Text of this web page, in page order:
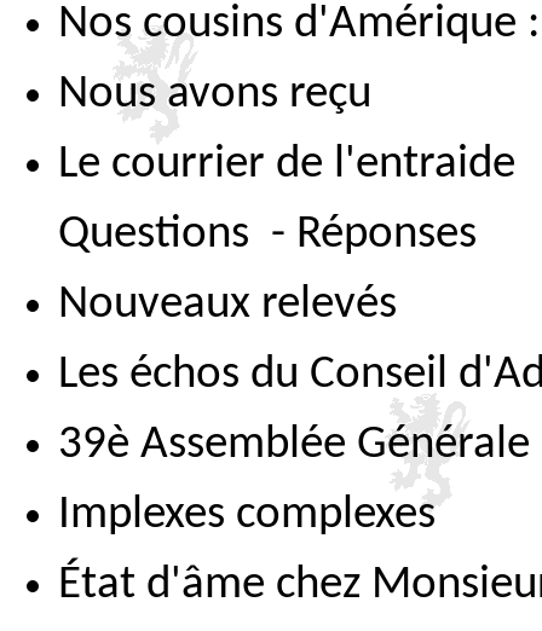
Nos cousins d'Amérique :
Nous avons reçu
Le courrier de l'entraide
Questions - Réponses
Nouveaux relevés
Les échos du Conseil
39è Assemblée Générale
Implexes complexes
État d'âme chez